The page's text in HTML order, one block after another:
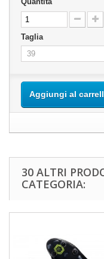
Taglia
Aggiungi al
30 ALTRI
CATEGORIA: